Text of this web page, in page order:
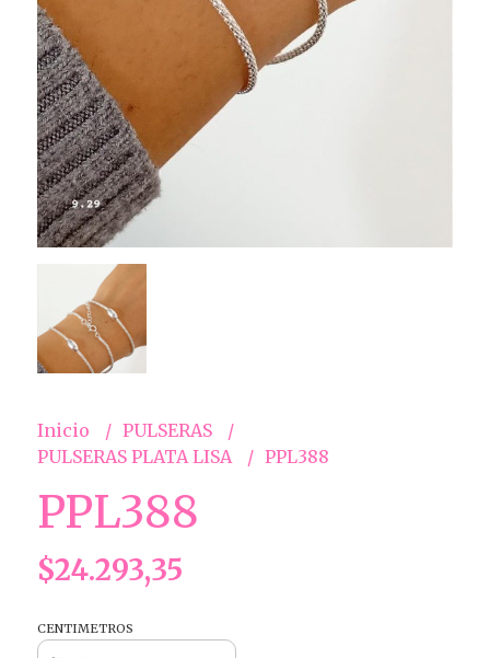
Inicio
PULSERAS
PULSERAS PLATA LISA
PPL388
PPL388
$24.293,35
CENTIMETROS